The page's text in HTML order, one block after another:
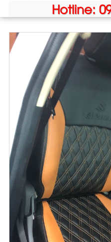
Hotline: